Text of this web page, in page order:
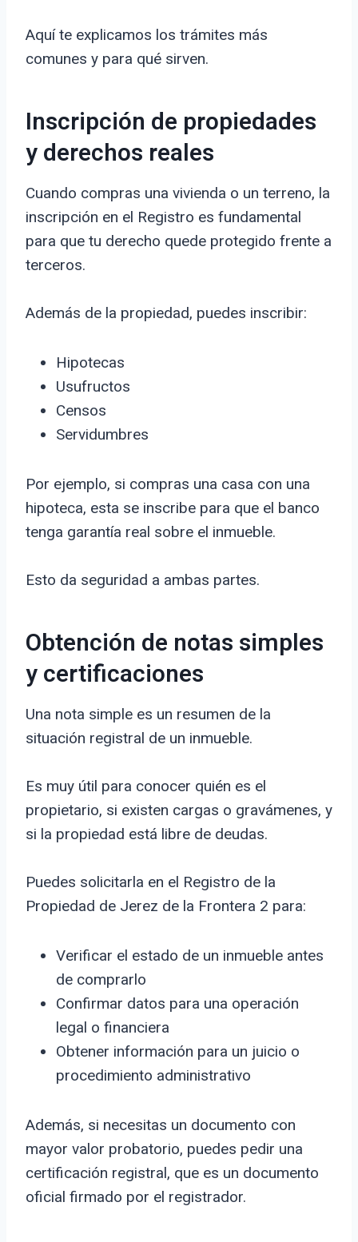
Aquí te explicamos los trámites más
comunes y para qué sirven.
Inscripción de propiedades
y derechos reales
Cuando compras una vivienda o un terreno, la
inscripción en el Registro es fundamental
para que tu derecho quede protegido frente a
terceros.
Además de la propiedad, puedes inscribir:
Hipotecas
Usufructos
Censos
Servidumbres
Por ejemplo, si compras una casa con una
hipoteca, esta se inscribe para que el banco
tenga garantía real sobre el inmueble.
Esto da seguridad a ambas partes.
Obtención de notas simples
y certificaciones
Una nota simple es un resumen de la
situación registral de un inmueble.
Es muy útil para conocer quién es el
propietario, si existen cargas o gravámenes, y
si la propiedad está libre de deudas.
Puedes solicitarla en el Registro de la
Propiedad de Jerez de la Frontera 2 para:
Verificar el estado de un inmueble antes
de comprarlo
Confirmar datos para una operación
legal o financiera
Obtener información para un juicio o
procedimiento administrativo
Además, si necesitas un documento con
mayor valor probatorio, puedes pedir una
certificación registral, que es un documento
oficial firmado por el registrador.